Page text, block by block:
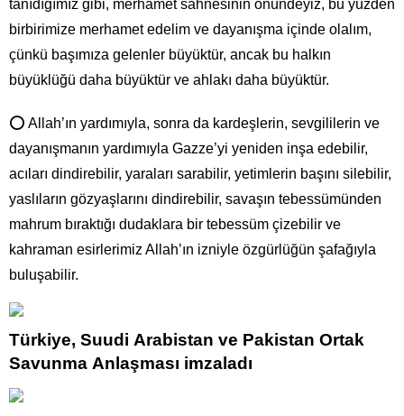
tanıdığımız gibi, merhamet sahnesinin önündeyiz, bu yüzden
birbirimize merhamet edelim ve dayanışma içinde olalım,
çünkü başımıza gelenler büyüktür, ancak bu halkın
büyüklüğü daha büyüktür ve ahlakı daha büyüktür.
⭕ Allah’ın yardımıyla, sonra da kardeşlerin, sevgililerin ve
dayanışmanın yardımıyla Gazze’yi yeniden inşa edebilir,
acıları dindirebilir, yaraları sarabilir, yetimlerin başını silebilir,
yaslıların gözyaşlarını dindirebilir, savaşın tebessümünden
mahrum bıraktığı dudaklara bir tebessüm çizebilir ve
kahraman esirlerimiz Allah’ın izniyle özgürlüğün şafağıyla
buluşabilir.
Türkiye, Suudi Arabistan ve Pakistan Ortak
Savunma Anlaşması imzaladı